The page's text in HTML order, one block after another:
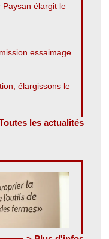
Paysan élargit le
essaimage
élargissons le
les actualités